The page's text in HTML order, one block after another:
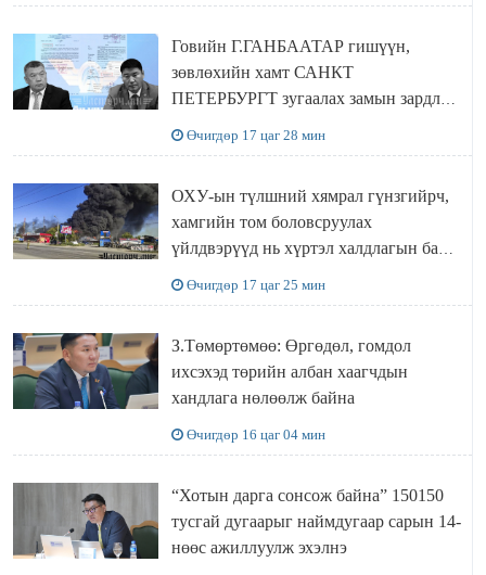
Говийн Г.ГАНБААТАР гишүүн,
зөвлөхийн хамт САНКТ
ПЕТЕРБУРГТ зугаалах замын зардлаа
Өчигдөр 17 цаг 28 мин
ОХУ-ын түлшний хямрал гүнзгийрч,
хамгийн том боловсруулах
үйлдвэрүүд нь хүртэл халдлагын бай
Өчигдөр 17 цаг 25 мин
З.Төмөртөмөө: Өргөдөл, гомдол
ихсэхэд төрийн албан хаагчдын
хандлага нөлөөлж байна
Өчигдөр 16 цаг 04 мин
“Хотын дарга сонсож байна” 150150
тусгай дугаарыг наймдугаар сарын 14-
нөөс ажиллуулж эхэлнэ